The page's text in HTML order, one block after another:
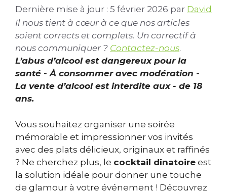
Dernière mise à jour : 5 février 2026 par David
Il nous tient à cœur à ce que nos articles
soient corrects et complets. Un correctif à
nous communiquer ? Contactez-nous.
L’abus d’alcool est dangereux pour la
santé - À consommer avec modération -
La vente d’alcool est interdite aux - de 18
ans.
Vous souhaitez organiser une soirée
mémorable et impressionner vos invités
avec des plats délicieux, originaux et raffinés
? Ne cherchez plus, le cocktail dînatoire est
la solution idéale pour donner une touche
de glamour à votre événement ! Découvrez